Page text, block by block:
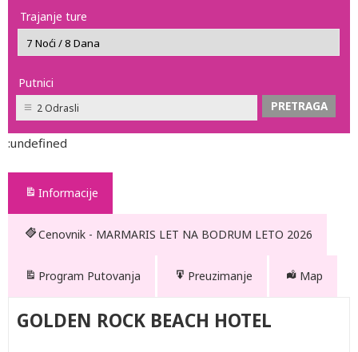
Trajanje ture
Putnici
2 Odrasli
:undefined
Informacije
Cenovnik - MARMARIS LET NA BODRUM LETO 2026
Program Putovanja Preuzimanje Map
GOLDEN ROCK BEACH HOTEL